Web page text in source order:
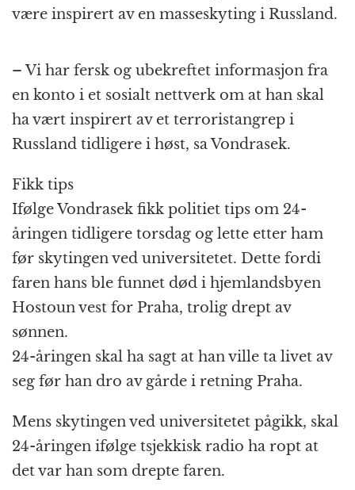
være inspirert av en masseskyting i Russland.
– Vi har fersk og ubekreftet informasjon fra
en konto i et sosialt nettverk om at han skal
ha vært inspirert av et terroristangrep i
Russland tidligere i høst, sa Vondrasek.
Fikk tips
Ifølge Vondrasek fikk politiet tips om 24-
åringen tidligere torsdag og lette etter ham
før skytingen ved universitetet. Dette fordi
faren hans ble funnet død i hjemlandsbyen
Hostoun vest for Praha, trolig drept av
sønnen.
24-åringen skal ha sagt at han ville ta livet av
seg før han dro av gårde i retning Praha.
Mens skytingen ved universitetet pågikk, skal
24-åringen ifølge tsjekkisk radio ha ropt at
det var han som drepte faren.